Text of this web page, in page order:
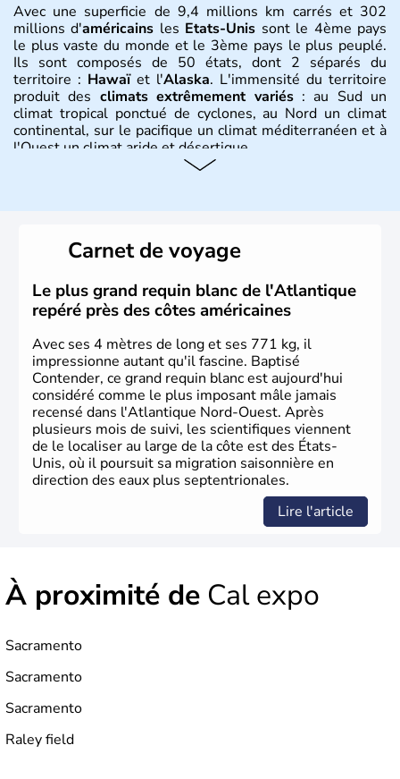
Avec une superficie de 9,4 millions km carrés et 302
millions d'américains les Etats-Unis sont le 4ème pays
le plus vaste du monde et le 3ème pays le plus peuplé.
Ils sont composés de 50 états, dont 2 séparés du
territoire : Hawaïet l'Alaska. L'immensité du territoire
produit des climats extrêmement variés: au Sud un
climat tropical ponctué de cyclones, au Nord un climat
continental, sur le pacifique un climat méditerranéen et à
l'Ouest un climat aride et désertique.
Plusieurs populations se sont succédées avant l'arrivée
des européens, suite à la découverte du continent par
Christophe Colomb en 1492. Les 13 colonies
britanniques proclament la Déclaration d'indépendance
en 1776 et adoptent leur première constitution en 1787.
La conquête de l'Ouest marque ensuite l'entrée dans une
phase de développement intense.
Carnet de voyage
Le plus grand requin blanc de l'Atlantique
repéré près des côtes américaines
Avec ses 4 mètres de long et ses 771 kg, il
impressionne autant qu'il fascine. Baptisé
Contender, ce grand requin blanc est aujourd'hui
considéré comme le plus imposant mâle jamais
recensé dans l'Atlantique Nord-Ouest. Après
plusieurs mois de suivi, les scientifiques viennent
de le localiser au large de la côte est des États-
Unis, où il poursuit sa migration saisonnière en
direction des eaux plus septentrionales.
Lire l'article
À proximité de Cal expo
Sacramento
Sacramento
Sacramento
Raley field